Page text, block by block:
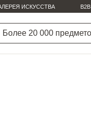
ИСКУССТВА B2B